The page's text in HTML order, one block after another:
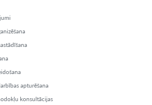
apturēšana
konsultācijas